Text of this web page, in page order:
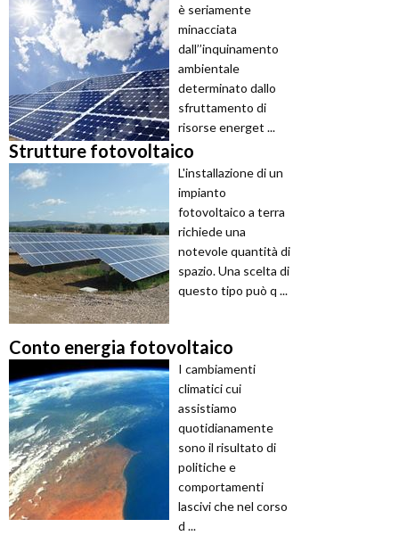
è seriamente
minacciata
dall’’inquinamento
ambientale
determinato dallo
sfruttamento di
risorse energet ...
Strutture fotovoltaico
L'installazione di un
impianto
fotovoltaico a terra
richiede una
notevole quantità di
spazio. Una scelta di
questo tipo può q ...
Conto energia fotovoltaico
I cambiamenti
climatici cui
assistiamo
quotidianamente
sono il risultato di
politiche e
comportamenti
lascivi che nel corso
d ...